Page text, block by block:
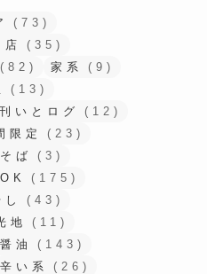
(73)
店
(35)
(82) 家系
(9)
(13)
いとログ
(12)
限定
(23)
ば
(3)
(175)
(43)
地
(11)
油
(143)
辛い系
(26)